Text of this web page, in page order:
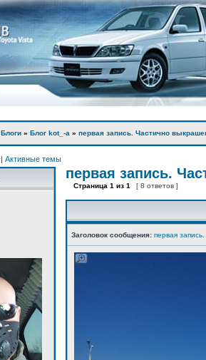
Блоги » Блог kot_-а » первая запись. Частично
| Активные темы
первая запись.
Страница 1 из 1 [ 8 ответов ]
Заголовок сообщения: первая